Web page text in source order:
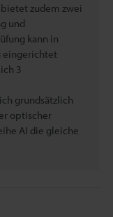
zudem zwei
und
kann in
eingerichtet
3
grundsätzlich
optischer
AI die gleiche